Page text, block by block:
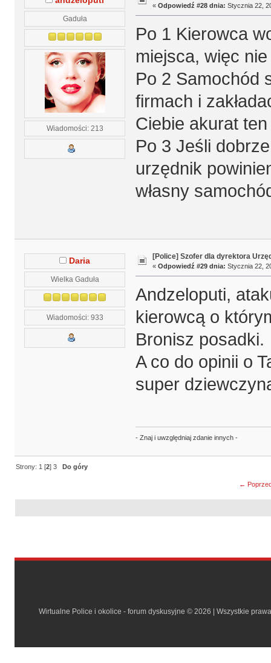
Gaduła
Wiadomości: 213
« Odpowiedź #28 dnia: Stycznia 22,
Po 1 Kierowca
miejsca, więc
Po 2 Samochód
firmach i
Ciebie akurat ten
Po 3 Jeśli
urzędnik
własny
Daria
Wielka Gaduła
Wiadomości: 933
[Police] Szofer dla dyrektora
« Odpowiedź #29 dnia: Stycznia 22,
Andzeloputi,
kierowcą o
Bronisz posadki.
A co do opinii o
super
- Znaj i uwzględniaj zdanie innych -
Strony: 1 [2]3 Do góry
←
Wirtualne Police i okolice - forum dyskusyjne © 2026 | Wszystkie